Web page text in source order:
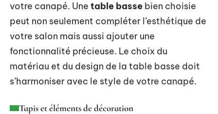
votre canapé. Une table basse bien choisie
peut non seulement compléter l’esthétique de
votre salon mais aussi ajouter une
fonctionnalité précieuse. Le choix du
matériau et du design de la table basse doit
s’harmoniser avec le style de votre canapé.
Tapis et éléments de décoration